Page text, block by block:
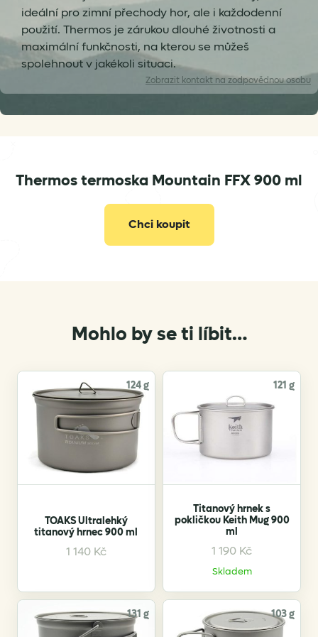
ideální pro zimní přechody hor, ale i každodenní
použití. Thermos je zárukou dlouhé životnosti a
maximální funkčnosti, na kterou se můžeš
spolehnout v jakékoli situaci.
Zobrazit kontakt na zodpovědnou osobu
Thermos termoska Mountain FFX 900 ml
Chci koupit
Mohlo by se ti líbit…
124 g
TOAKS Ultralehký
titanový hrnec 900 ml
1 140 Kč
121 g
Titanový hrnek s
pokličkou Keith Mug 900
ml
1 190 Kč
Skladem
131 g 103 g